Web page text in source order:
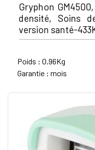
Gryphon
densité, Soins
version santé-
Poids : 0.96Kg
Garantie : mois